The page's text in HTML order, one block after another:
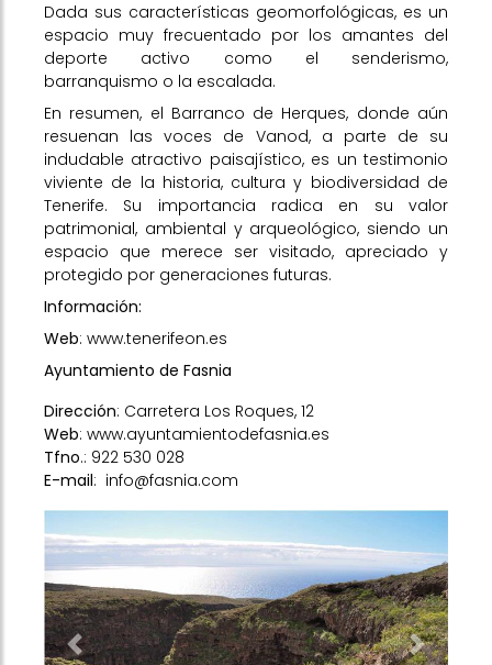
Dada sus características geomorfológicas, es un
espacio muy frecuentado por los amantes del
deporte activo como el senderismo,
barranquismo o la escalada.
En resumen, el Barranco de Herques, donde aún
resuenan las voces de Vanod, a parte de su
indudable atractivo paisajístico, es un testimonio
viviente de la historia, cultura y biodiversidad de
Tenerife. Su importancia radica en su valor
patrimonial, ambiental y arqueológico, siendo un
espacio que merece ser visitado, apreciado y
protegido por generaciones futuras.
Información:
Web: www.tenerifeon.es
Ayuntamiento de Fasnia
Dirección: Carretera Los Roques, 12
Web: www.ayuntamientodefasnia.es
Tfno.: 922 530 028
E-mail: info@fasnia.com
Previous Next